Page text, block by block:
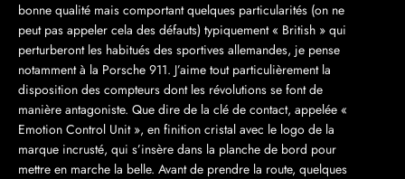
bonne qualité mais comportant quelques particularités (on ne
peut pas appeler cela des défauts) typiquement « British » qui
perturberont les habitués des sportives allemandes, je pense
notamment à la Porsche 911. J’aime tout particulièrement la
disposition des compteurs dont les révolutions se font de
manière antagoniste. Que dire de la clé de contact, appelée «
Emotion Control Unit », en finition cristal avec le logo de la
marque incrusté, qui s’insère dans la planche de bord pour
mettre en marche la belle. Avant de prendre la route, quelques